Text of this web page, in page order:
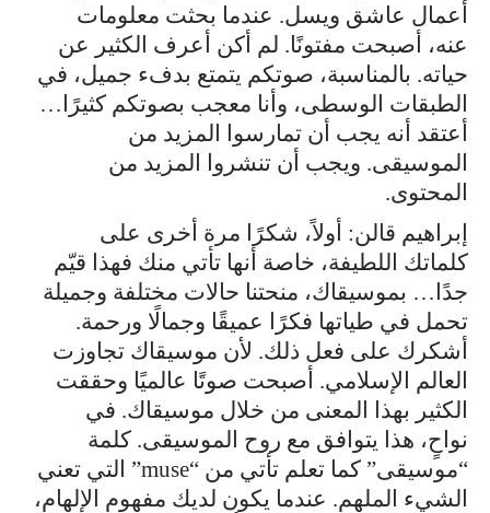
أعمال عاشق ويسل. عندما بحثت معلومات
عنه، أصبحت مفتونًا. لم أكن أعرف الكثير عن
حياته. بالمناسبة، صوتكم يتمتع بدفء جميل، في
الطبقات الوسطى، وأنا معجب بصوتكم كثيرًا…
أعتقد أنه يجب أن تمارسوا المزيد من
الموسيقى. ويجب أن تنشروا المزيد من
المحتوى.
إبراهيم قالن: أولاً، شكرًا مرة أخرى على
كلماتك اللطيفة، خاصة أنها تأتي منك فهذا قيّم
جدًا… بموسيقاك، منحتنا حالات مختلفة وجميلة
تحمل في طياتها فكرًا عميقًا وجمالًا ورحمة.
أشكرك على فعل ذلك. لأن موسيقاك تجاوزت
العالم الإسلامي. أصبحت صوتًا عالميًا وحققت
الكثير بهذا المعنى من خلال موسيقاك. في
نواحٍ، هذا يتوافق مع روح الموسيقى. كلمة
“موسيقى” كما تعلم تأتي من “muse” التي تعني
الشيء الملهم. عندما يكون لديك مفهوم الإلهام،